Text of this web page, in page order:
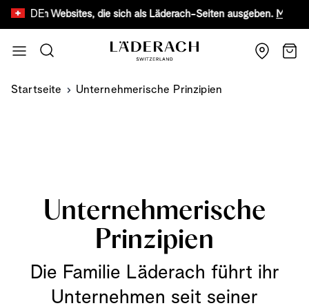
DE
Websites, die sich als Läderach-Seiten ausgeben.Mehr erfahren
Suche
Startseite Unternehmerische Prinzipien
Unternehmerische
Prinzipien
Die Familie Läderach führt ihr
Unternehmen seit seiner